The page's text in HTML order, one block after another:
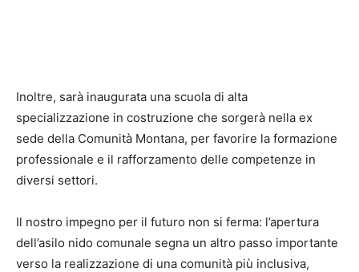
Inoltre, sarà inaugurata una scuola di alta
specializzazione in costruzione che sorgerà nella ex
sede della Comunità Montana, per favorire la formazione
professionale e il rafforzamento delle competenze in
diversi settori.
Il nostro impegno per il futuro non si ferma: l’apertura
dell’asilo nido comunale segna un altro passo importante
verso la realizzazione di una comunità più inclusiva,